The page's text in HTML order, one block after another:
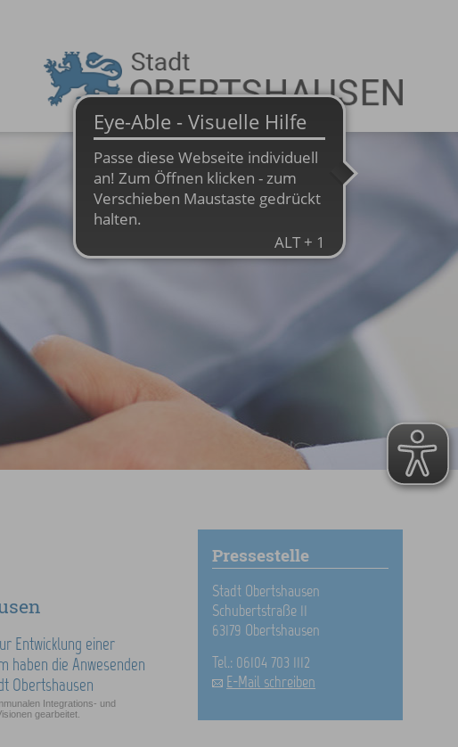
Integrations- und
gearbeitet.
Pressestelle
Stadt Obertshausen
Schubertstraße 11
63179 Obertshausen
Tel.: 06104 703 1112
E-Mail schreiben